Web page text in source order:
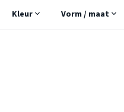
Kleur Vorm / maat